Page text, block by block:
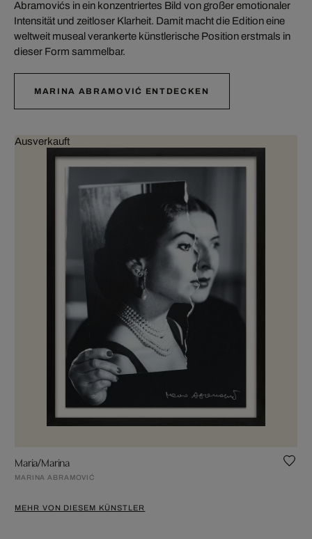
Abramovićs in ein konzentriertes Bild von großer emotionaler
Intensität und zeitloser Klarheit. Damit macht die Edition eine
weltweit museal verankerte künstlerische Position erstmals in
dieser Form sammelbar.
MARINA ABRAMOVIĆ ENTDECKEN
Ausverkauft
Maria/Marina
MARINA ABRAMOVIĆ
MEHR VON DIESEM KÜNSTLER